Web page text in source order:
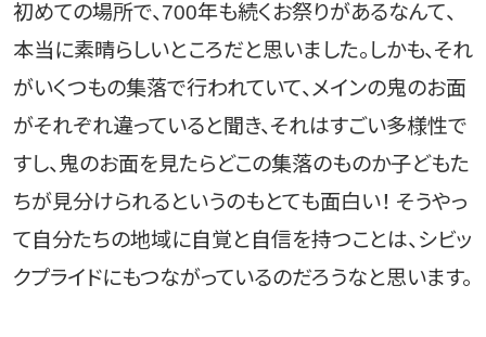
初めての場所で、700年も続くお祭りがあるなんて、
本当に素晴らしいところだと思いました。しかも、それ
がいくつもの集落で行われていて、メインの鬼のお面
がそれぞれ違っていると聞き、それはすごい多様性で
すし、鬼のお面を見たらどこの集落のものか子どもた
ちが見分けられるというのもとても面白い！ そうやっ
て自分たちの地域に自覚と自信を持つことは、シビッ
クプライドにもつながっているのだろうなと思います。